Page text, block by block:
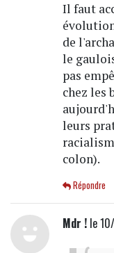
Il faut
de
le
pas
chez les
leurs
colon).
Répondre
Mdr !le